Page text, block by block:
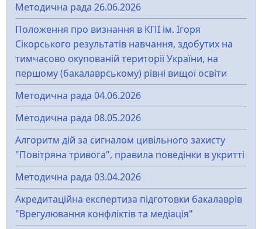
Методична рада 26.06.2026
Положення про визнання в КПІ ім. Ігоря
Сікорського результатів навчання, здобутих на
тимчасово окупованій території України, на
першому (бакалаврському) рівні вищої освіти
Методична рада 04.06.2026
Методична рада 08.05.2026
Алгоритм дій за сигналом цивільного захисту
"Повітряна тривога", правила поведінки в укритті
Методична рада 03.04.2026
Акредитаційна експертиза підготовки бакалаврів
"Врегулювання конфліктів та медіація"